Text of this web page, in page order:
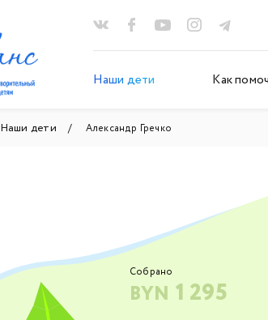
Наши дети Как
Наши дети Александр Гречко
Собрано
BYN 1 295